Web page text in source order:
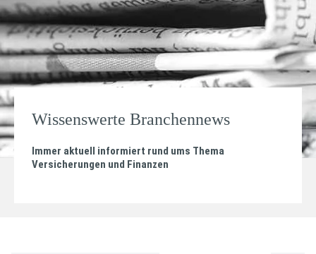
Wissenswerte Branchennews
Immer aktuell informiert rund ums Thema
Versicherungen und Finanzen